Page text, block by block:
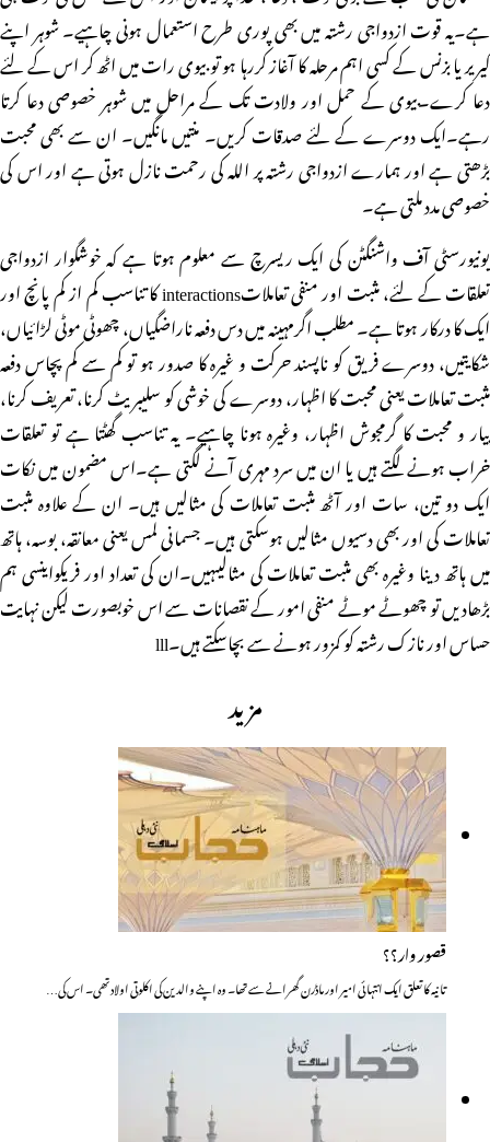
ہے۔یہ قوت ازدواجی رشتہ میں بھی پوری طرح استعمال ہونی چاہیے۔ شوہر اپنے
کیریر یا بزنس کے کسی اہم مرحلہ کا آغاز کررہا ہو تو بیوی رات میں اٹھ کر اس کے لئے
دعا کرے۔بیوی کے حمل اور ولادت تک کے مراحل میں شوہر خصوصی دعا کرتا
رہے۔ایک دوسرے کے لئے صدقات کریں۔ منتیں مانگیں۔ ان سے بھی محبت
بڑھتی ہے اور ہمارے ازدواجی رشتہ پر اللہ کی رحمت نازل ہوتی ہے اور اس کی
خصوصی مدد ملتی ہے۔
یونیورسٹی آف واشنگٹن کی ایک ریسرچ سے معلوم ہوتا ہے کہ خوشگوار ازدواجی
تعلقات کے لئے، مثبت اور منفی تعاملاتinteractions کا تناسب کم از کم پانچ اور
ایک کا درکار ہوتا ہے۔ مطلب اگرمہینہ میں دس دفعہ ناراضگیاں، چھوٹی موٹی لڑائیاں،
شکایتیں، دوسرے فریق کو ناپسند حرکت و غیرہ کا صدور ہو تو کم سے کم پچاس دفعہ
مثبت تعاملات یعنی محبت کا اظہار، دوسرے کی خوشی کو سلیبریٹ کرنا، تعریف کرنا،
پیار و محبت کا گرمجوش اظہار، وغیرہ ہونا چاہیے۔ یہ تناسب گھٹتا ہے تو تعلقات
خراب ہونے لگتے ہیں یا ان میں سرد مہری آنے لگتی ہے۔اس مضمون میں نکات
ایک دو تین، سات اور آٹھ مثبت تعاملات کی مثالیں ہیں۔ ان کے علاوہ مثبت
تعاملات کی اور بھی دسیوں مثالیں ہوسکتی ہیں۔ جسمانی لمس یعنی معانقہ، بوسہ، ہاتھ
میں ہاتھ دینا وغیرہ بھی مثبت تعاملات کی مثالیںہیں۔ان کی تعداد اور فریکواینسی ہم
بڑھادیں تو چھوٹے موٹے منفی امور کے نقصانات سے اس خوبصورت لیکن نہایت
حساس اور نازک رشتہ کو کمزور ہونے سے بچاسکتے ہیں۔lll
مزید
قصور وار؟؟
تانیہ کا تعلق ایک انتہائی امیر اور ماڈرن گھرانے سے تھا۔ وہ اپنے والدین کی اکلوتی اولاد تھی۔ اس کی…